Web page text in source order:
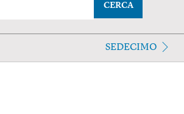
CERCA
SEDECIMO